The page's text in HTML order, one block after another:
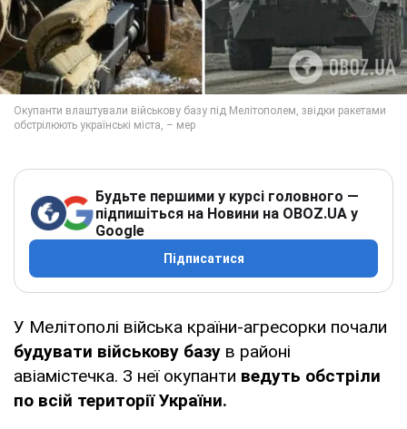
Будьте першими у курсі головного —
підпишіться на Новини на OBOZ.UA у
Google
Підписатися
У Мелітополі війська країни-агресорки почали
будувати військову базу в районі
авіамістечка. З неї окупанти ведуть обстріли
по всій території України.